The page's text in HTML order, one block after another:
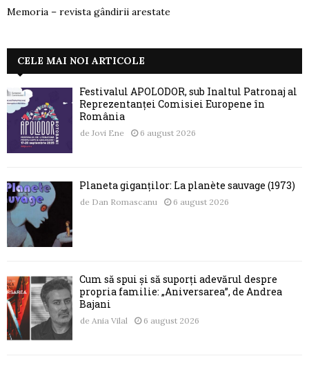
Memoria – revista gândirii arestate
CELE MAI NOI ARTICOLE
Festivalul APOLODOR, sub Înaltul Patronaj al
Reprezentanței Comisiei Europene în
România
de Jovi Ene 6 august 2026
Planeta giganților: La planète sauvage (1973)
de Dan Romascanu 6 august 2026
Cum să spui și să suporți adevărul despre
propria familie: „Aniversarea”, de Andrea
Bajani
de Ania Vilal 6 august 2026